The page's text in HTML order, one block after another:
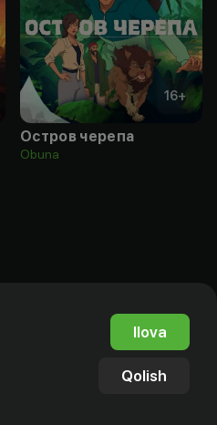
16+
Остров черепа
Obuna
Ilova
Qolish